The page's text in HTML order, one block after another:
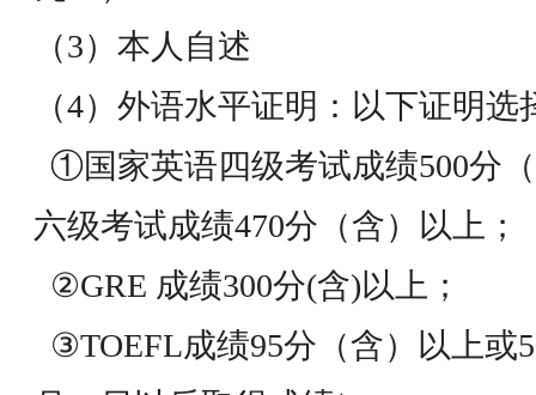
（3）本人自述
（4）外语水平证明：以下证明选
①国家英语四级考试成绩500分
六级考试成绩470分（含）以上；
②GRE 成绩300分(含)以上；
③TOEFL成绩95分（含）以上或